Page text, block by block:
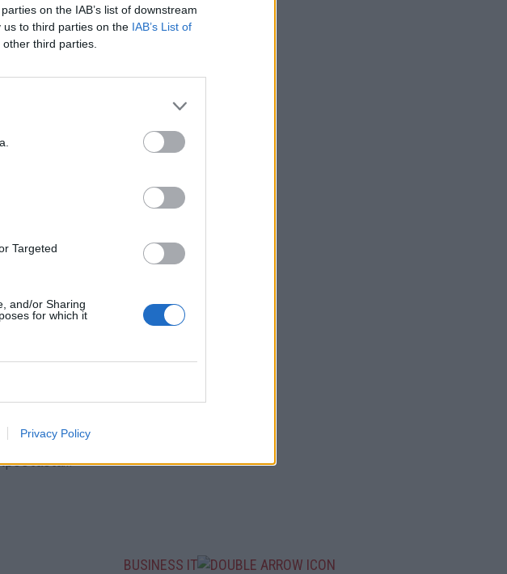
on the IAB’s list of downstream
to third parties on the IAB’s List of
third parties.
Targeted
and/or Sharing
for which it
Privacy Policy
για
εσάς
και
οργανισμούς
κλοπή της
αυστηρών
BUSINESS IT